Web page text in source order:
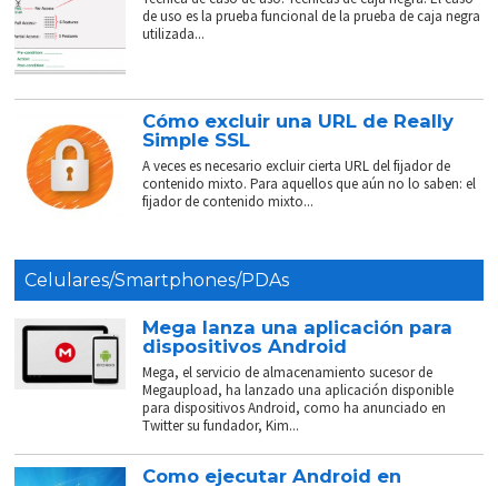
de uso es la prueba funcional de la prueba de caja negra
utilizada...
Cómo excluir una URL de Really
Simple SSL
A veces es necesario excluir cierta URL del fijador de
contenido mixto. Para aquellos que aún no lo saben: el
fijador de contenido mixto...
Celulares/Smartphones/PDAs
Mega lanza una aplicación para
dispositivos Android
Mega, el servicio de almacenamiento sucesor de
Megaupload, ha lanzado una aplicación disponible
para dispositivos Android, como ha anunciado en
Twitter su fundador, Kim...
Como ejecutar Android en